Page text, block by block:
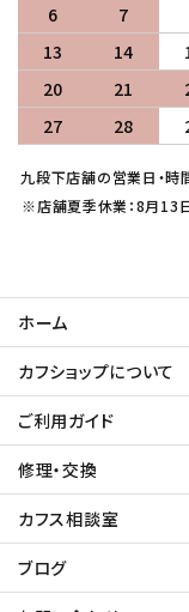
6
7
13
14
20
21
27
28
九段下店舗の営業日・
※店舗夏季休業：8月13日
ホーム
カフショップについて
ご利用ガイド
修理・交換
カフス相談室
ブログ